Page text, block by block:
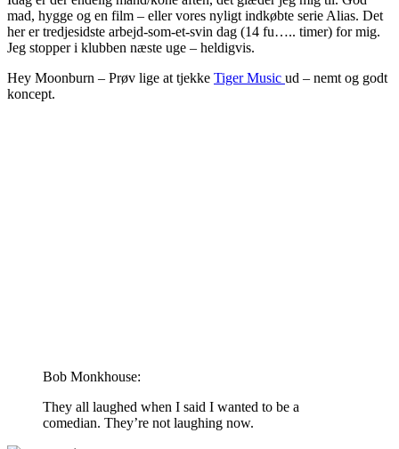
mad, hygge og en film – eller vores nyligt indkøbte serie Alias. Det
her er tredjesidste arbejd-som-et-svin dag (14 fu….. timer) for mig.
Jeg stopper i klubben næste uge – heldigvis.
Hey Moonburn – Prøv lige at tjekke Tiger Music ud – nemt og godt
koncept.
Bob Monkhouse:
They all laughed when I said I wanted to be a
comedian. They’re not laughing now.